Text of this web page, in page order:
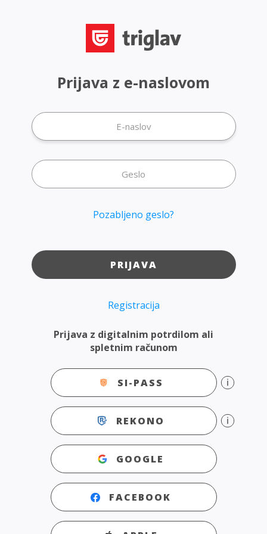
Prijava z digitalnim potrdilom ali
spletnim računom
SI-PASS
REKONO
GOOGLE
FACEBOOK
Prijava z e-naslovom
Pozabljeno geslo?
PRIJAVA
Registracija